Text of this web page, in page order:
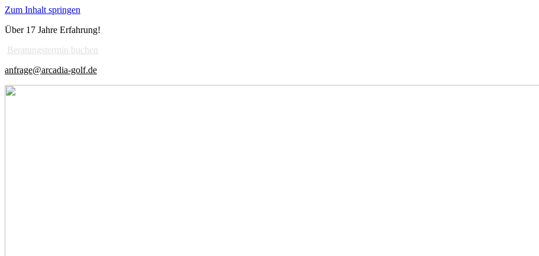
Zum Inhalt springen
Über 17 Jahre Erfahrung!
Beratungstermin buchen
anfrage@arcadia-golf.de